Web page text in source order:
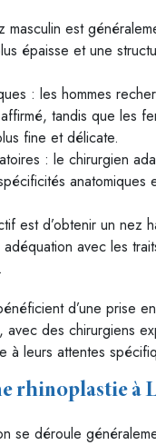
masculin est
épaisse et une
: les hommes
tandis que les
fine et délicate.
: le chirurgien
anatomiques
est d’obtenir un nez
avec les
d’une prise
avec des chirurgiens
à leurs attentes
rhinoplastie à
se déroule